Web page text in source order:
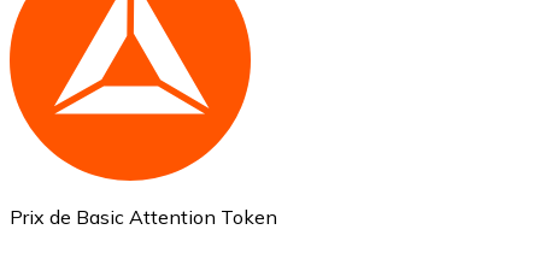
Ethereum
ETH
Prix de Basic Attention Token